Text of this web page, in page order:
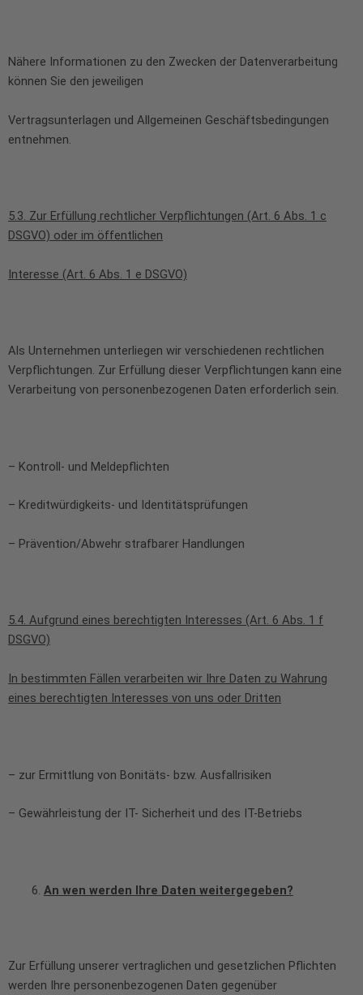
Nähere Informationen zu den Zwecken der Datenverarbeitung
können Sie den jeweiligen
Vertragsunterlagen und Allgemeinen Geschäftsbedingungen
entnehmen.
5.3. Zur Erfüllung rechtlicher Verpflichtungen (Art. 6 Abs. 1 c
DSGVO) oder im öffentlichen
Interesse (Art. 6 Abs. 1 e DSGVO)
Als Unternehmen unterliegen wir verschiedenen rechtlichen
Verpflichtungen. Zur Erfüllung dieser Verpflichtungen kann eine
Verarbeitung von personenbezogenen Daten erforderlich sein.
– Kontroll- und Meldepflichten
– Kreditwürdigkeits- und Identitätsprüfungen
– Prävention/Abwehr strafbarer Handlungen
5.4. Aufgrund eines berechtigten Interesses (Art. 6 Abs. 1 f
DSGVO)
In bestimmten Fällen verarbeiten wir Ihre Daten zu Wahrung
eines berechtigten Interesses von uns oder Dritten
– zur Ermittlung von Bonitäts- bzw. Ausfallrisiken
– Gewährleistung der IT- Sicherheit und des IT-Betriebs
An wen werden Ihre Daten weitergegeben?
Zur Erfüllung unserer vertraglichen und gesetzlichen Pflichten
werden Ihre personenbezogenen Daten gegenüber